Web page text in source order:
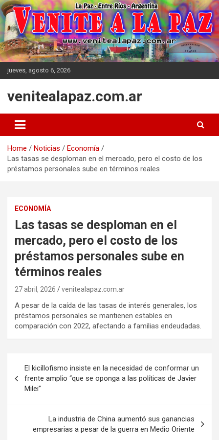
Skip
to
content
jueves, agosto 6, 2026
venitealapaz.com.ar
Home Noticias
Economía
Las tasas se desploman en el mercado, pero el costo de los
préstamos personales sube en términos reales
ECONOMÍA
Las tasas se desploman en el
mercado, pero el costo de los
préstamos personales sube en
términos reales
27 abril, 2026 venitealapaz.com.ar
A pesar de la caída de las tasas de interés generales, los
préstamos personales se mantienen estables en
comparación con 2022, afectando a familias endeudadas.
de
entradas
El kicillofismo insiste en la necesidad de conformar un
frente amplio “que se oponga a las políticas de Javier
Milei”
La industria de China aumentó sus ganancias
empresarias a pesar de la guerra en Medio Oriente